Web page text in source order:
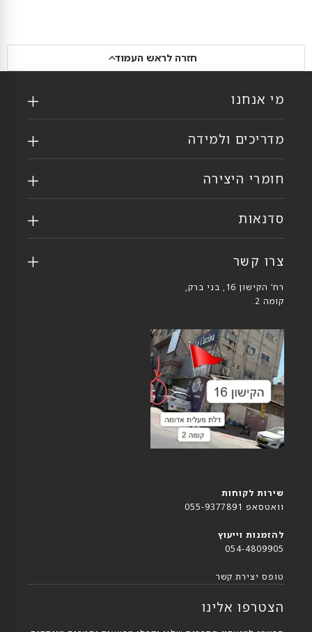
חזרה לראש העמוד
מי אנחנו
מדריכים ולמידה
חומרי היצירה
סדנאות
צרו קשר
רח’ הקישון 16, בני ברק,
קומה 2.
שירות לקוחות
וואטסאפ 055-9377891
להזמנות וייעוץ
054-4809905
טופס יצירת קשר
הצטרפו אלינו